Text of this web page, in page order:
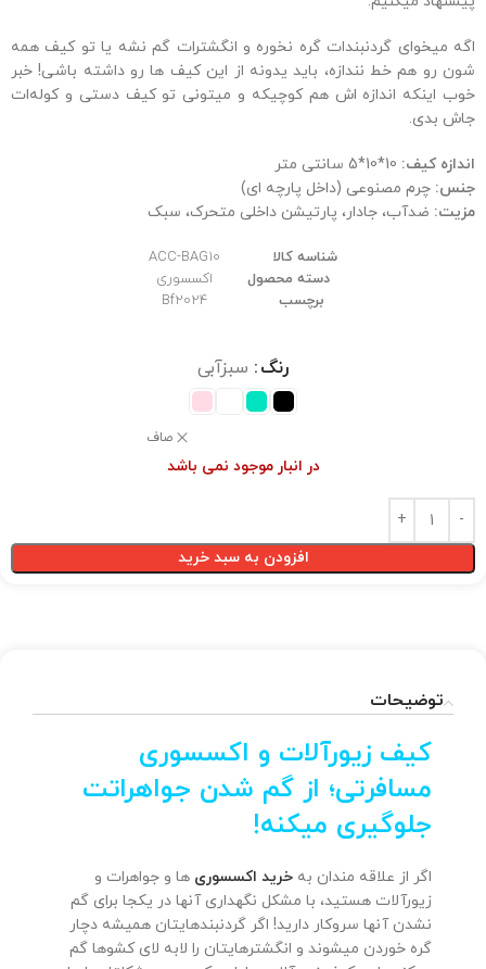
اگه میخوای گردنبندات گره نخوره و انگشترات گم نشه یا تو کیف همه
شون رو هم خط نندازه، باید یدونه از این کیف ها رو داشته باشی! خبر
خوب اینکه اندازه اش هم کوچیکه و میتونی تو کیف دستی و کوله‌ات
جاش بدی.
اندازه کیف:
جنس: چرم مصنوعی (داخل پارچه ای)
مزیت: ضدآب، جادار، پارتیشن داخلی متحرک، سبک
شناسه کالا
ACC-BAG10
دسته محصول
اکسسوری
برچسب
Bf2024
رنگ سبزآبی
صاف
در انبار موجود نمی باشد
افزودن به سبد خرید
توضیحات
کیف زیورآلات و اکسسوری
مسافرتی؛ از گم شدن جواهراتت
جلوگیری میکنه!
اگر از علاقه مندان به خرید اکسسوری ها و جواهرات و
زیورآلات هستید، با مشکل نگهداری آنها در یکجا برای گم
نشدن آنها سروکار دارید! اگر گردنبندهایتان همیشه دچار
گره خوردن میشوند و انگشترهایتان را لابه لای کشوها گم